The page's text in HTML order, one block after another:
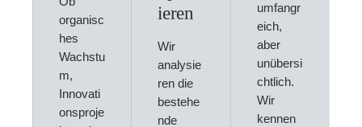
organisc
hes
Wachstu
m,
Innovati
onsproje
ieren
Wir
analysie
ren die
bestehe
nde
umfangr
eich,
aber
unübersi
chtlich.
Wir
kennen